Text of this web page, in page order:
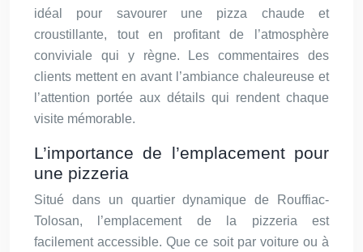
idéal pour savourer une pizza chaude et
croustillante, tout en profitant de l’atmosphère
conviviale qui y règne. Les commentaires des
clients mettent en avant l’ambiance chaleureuse et
l’attention portée aux détails qui rendent chaque
visite mémorable.
L’importance de l’emplacement pour
une pizzeria
Situé dans un quartier dynamique de Rouffiac-
Tolosan, l’emplacement de la pizzeria est
facilement accessible. Que ce soit par voiture ou à